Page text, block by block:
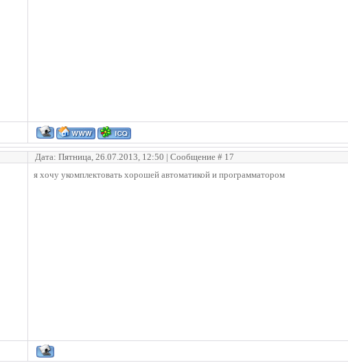
Дата: Пятница, 26.07.2013, 12:50 | Сообщение # 17
я хочу укомплектовать хорошей автоматикой и программатором